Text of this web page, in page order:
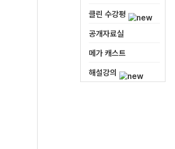
클린 수강평
공개자료실
메가 캐스트
해설강의